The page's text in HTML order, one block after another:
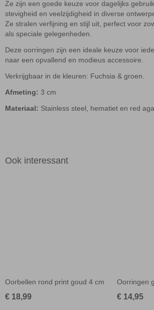
Ze zijn een goede keuze voor dagelijks
stevigheid en veelzijdigheid in diverse
Ze stralen verfijning en stijl uit, perfect voor
als speciale gelegenheden.
Deze oorringen zijn een ideale keuze voor
naar een opvallend en modieus accessoire.
Verkrijgbaar in de kleuren: Fuchsia & groen.
Afmeting: 3 cm
Materiaal: Stainless steel, hematiet en red
Ook interessant
Oorbellen rond print goud 4 cm
€ 18,99
Oorringen
€ 14,95